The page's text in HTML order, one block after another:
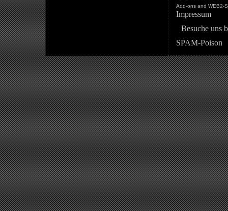
Add-ons and WEB2-
Impressum
Besuche uns
SPAM-Poison